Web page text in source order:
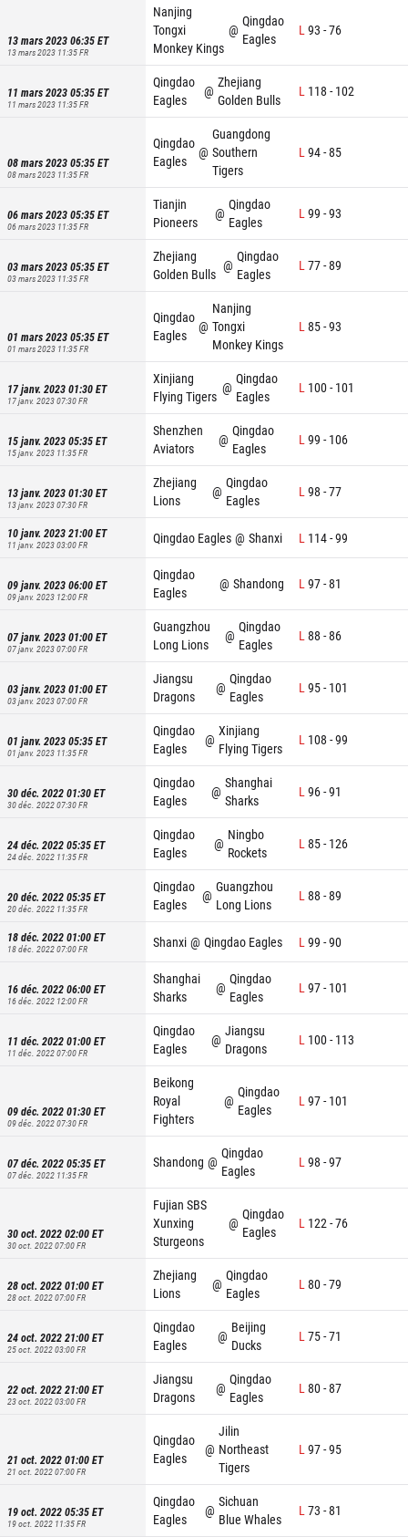
13 mars 2023 06:35ET
13 mars 2023 11:35FR
Nanjing
Tongxi
Monkey Kings
@
Qingdao
Eagles
L93 -76
11 mars 2023 05:35ET
11 mars 2023 11:35FR
Qingdao
Eagles
@
Zhejiang
Golden Bulls
L 118 - 102
08 mars 2023 05:35ET
08 mars 2023 11:35FR
Qingdao
Eagles
@
Guangdong
Southern
Tigers
L94-85
06 mars 2023 05:35ET
06 mars 2023 11:35FR
Tianjin
Pioneers
@
Qingdao
Eagles
L99 -93
03 mars 2023 05:35ET
03 mars 2023 11:35FR
Zhejiang
Golden Bulls
@
Qingdao
Eagles
L77-89
01 mars 2023 05:35ET
01 mars 2023 11:35FR
Qingdao
Eagles
@
Nanjing
Tongxi
Monkey Kings
L85-93
17 janv. 2023 01:30ET
17 janv. 2023 07:30FR
Xinjiang
Flying Tigers
@
Qingdao
Eagles
L 100- 101
15 janv. 2023 05:35ET
15 janv. 2023 11:35FR
Shenzhen
Aviators
@
Qingdao
Eagles
L99 - 106
13 janv. 2023 01:30ET
13 janv. 2023 07:30FR
Zhejiang
Lions
@
Qingdao
Eagles
L98 -77
10 janv. 2023 21:00ET
11 janv. 2023 03:00FR Qingdao Eagles @ Shanxi L 114-99
09 janv. 2023 06:00ET
09 janv. 2023 12:00FR
Qingdao
Eagles
@ Shandong L97-81
07 janv. 2023 01:00ET
07 janv. 2023 07:00FR
Guangzhou
Long Lions
@
Qingdao
Eagles
L88 -86
03 janv. 2023 01:00ET
03 janv. 2023 07:00FR
Jiangsu
Dragons
@
Qingdao
Eagles
L95- 101
01 janv. 2023 05:35ET
01 janv. 2023 11:35FR
Qingdao
Eagles
@
Xinjiang
Flying Tigers
L 108 -99
30 déc. 2022 01:30ET
30 déc. 2022 07:30FR
Qingdao
Eagles
@
Shanghai
Sharks
L96-91
24 déc. 2022 05:35ET
24 déc. 2022 11:35FR
Qingdao
Eagles
@
Ningbo
Rockets
L85- 126
20 déc. 2022 05:35ET
20 déc. 2022 11:35FR
Qingdao
Eagles
@
Guangzhou
Long Lions
L88 -89
18 déc. 2022 01:00ET
18 déc. 2022 07:00FR Shanxi @ Qingdao Eagles L 99 -90
16 déc. 2022 06:00ET
16 déc. 2022 12:00FR
Shanghai
Sharks
@
Qingdao
Eagles
L97- 101
11 déc. 2022 01:00ET
11 déc. 2022 07:00FR
Qingdao
Eagles
@
Jiangsu
Dragons
L 100- 113
09 déc. 2022 01:30ET
09 déc. 2022 07:30FR
Beikong
Royal
Fighters
@
Qingdao
Eagles
L97- 101
07 déc. 2022 05:35ET
07 déc. 2022 11:35FR
Shandong @
Qingdao
Eagles
L98 -97
30 oct. 2022 02:00ET
30 oct. 2022 07:00FR
Fujian SBS
Xunxing
Sturgeons
@
Qingdao
Eagles
L 122-76
28 oct. 2022 01:00ET
28 oct. 2022 07:00FR
Zhejiang
Lions
@
Qingdao
Eagles
L80-79
24 oct. 2022 21:00ET
25 oct. 2022 03:00FR
Qingdao
Eagles
@
Beijing
Ducks
L75-71
22 oct. 2022 21:00ET
23 oct. 2022 03:00FR
Jiangsu
Dragons
@
Qingdao
Eagles
L80-87
21 oct. 2022 01:00ET
21 oct. 2022 07:00FR
Qingdao
Eagles
@
Jilin
Northeast
Tigers
L97-95
19 oct. 2022 05:35ET
19 oct. 2022 11:35FR
Qingdao
Eagles
@
Sichuan
Blue Whales
L73 -81